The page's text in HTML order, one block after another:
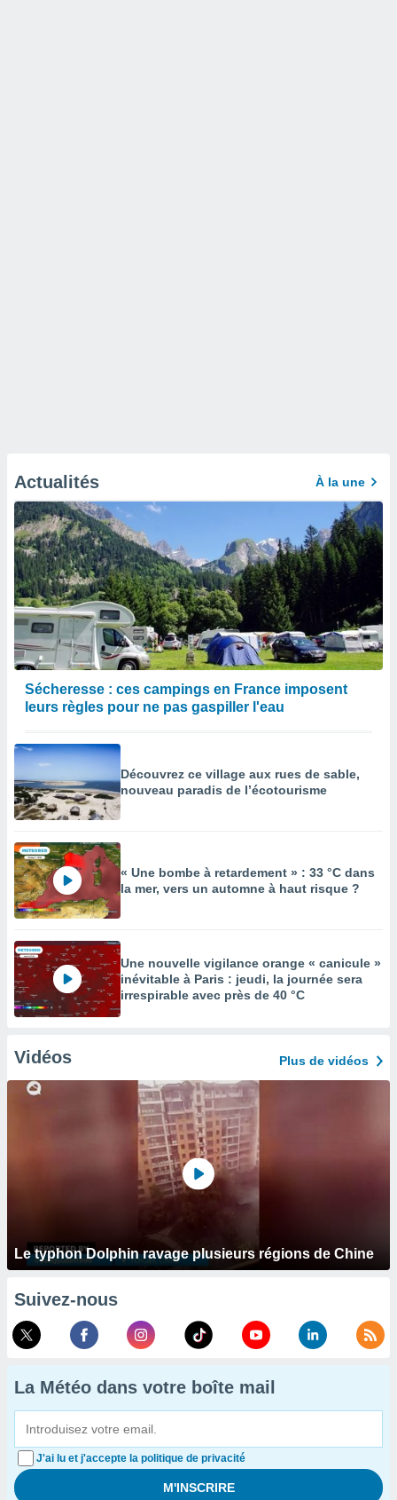
Actualités À la une
Sécheresse : ces campings en France imposent
leurs règles pour ne pas gaspiller l'eau
Découvrez ce village aux rues de sable,
nouveau paradis de l’écotourisme
« Une bombe à retardement » : 33 °C dans
la mer, vers un automne à haut risque ?
Une nouvelle vigilance orange « canicule »
inévitable à Paris : jeudi, la journée sera
irrespirable avec près de 40 °C
Vidéos Plus de vidéos
Le typhon Dolphin ravage plusieurs régions de Chine
Suivez-nous
La Météo dans votre boîte mail
J'ai lu et j'accepte la politique de privacité